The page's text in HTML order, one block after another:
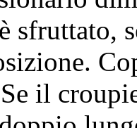
sfruttato,
il